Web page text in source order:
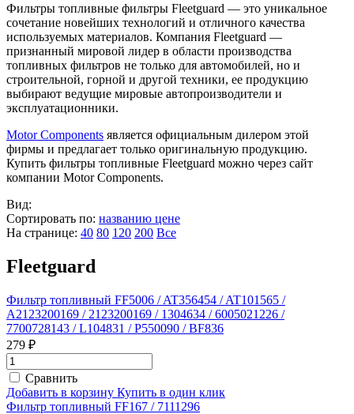
Фильтры топливные фильтры Fleetguard — это уникальное
сочетание новейших технологий и отличного качества
используемых материалов. Компания Fleetguard —
признанный мировой лидер в области производства
топливных фильтров не только для автомобилей, но и
строительной, горной и другой техники, ее продукцию
выбирают ведущие мировые автопроизводители и
эксплуатационники.
Motor Components является официальным дилером этой
фирмы и предлагает только оригинальную продукцию.
Купить фильтры топливные Fleetguard можно через сайт
компании Motor Components.
Вид:
Сортировать по: названию цене
На странице: 40 80 120 200 Все
Fleetguard
Фильтр топливный FF5006 / AT356454 / AT101565 /
A2123200169 / 2123200169 / 1304634 / 6005021226 /
7700728143 / L104831 / P550090 / BF836
279 ₽
Сравнить
Добавить в корзину Купить в один клик
Фильтр топливный FF167 / 7111296